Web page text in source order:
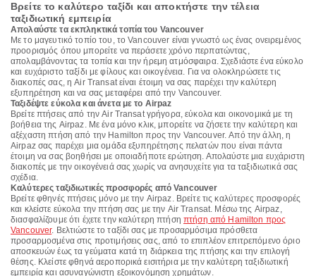
Βρείτε το καλύτερο ταξίδι και αποκτήστε την τέλεια
ταξιδιωτική εμπειρία
Απολαύστε τα εκπληκτικά τοπία του Vancouver
Με το μαγευτικό τοπίο του, το Vancouver είναι γνωστό ως ένας ονειρεμένος
προορισμός όπου μπορείτε να περάσετε χρόνο περπατώντας,
απολαμβάνοντας τα τοπία και την ήρεμη ατμόσφαιρα. Σχεδιάστε ένα εύκολο
και ευχάριστο ταξίδι με φίλους και οικογένεια. Για να ολοκληρώσετε τις
διακοπές σας, η Air Transat είναι έτοιμη να σας παρέχει την καλύτερη
εξυπηρέτηση και να σας μεταφέρει από την Vancouver.
Ταξιδέψτε εύκολα και άνετα με το Airpaz
Βρείτε πτήσεις από την Air Transat γρήγορα, εύκολα και οικονομικά με τη
βοήθεια της Airpaz. Με ένα μόνο κλικ, μπορείτε να ζήσετε την καλύτερη και
αξέχαστη πτήση από την Hamilton προς την Vancouver. Από την άλλη, η
Airpaz σας παρέχει μια ομάδα εξυπηρέτησης πελατών που είναι πάντα
έτοιμη να σας βοηθήσει με οποιαδήποτε ερώτηση. Απολαύστε μια ευχάριστη
διακοπές με την οικογένειά σας χωρίς να ανησυχείτε για τα ταξιδιωτικά σας
σχέδια.
Καλύτερες ταξιδιωτικές προσφορές από Vancouver
Βρείτε φθηνές πτήσεις μόνο με την Airpaz. Βρείτε τις καλύτερες προσφορές
και κλείστε εύκολα την πτήση σας με την Air Transat. Μέσω της Airpaz,
διασφαλίζουμε ότι έχετε την καλύτερη πτήσηπτήση από Hamilton προς
Vancouver. Βελτιώστε το ταξίδι σας με προσαρμόσιμα πρόσθετα
προσαρμοσμένα στις προτιμήσεις σας, από το επιπλέον επιτρεπόμενο όριο
αποσκευών έως τα γεύματα κατά τη διάρκεια της πτήσης και την επιλογή
θέσης. Κλείστε φθηνά αεροπορικά εισιτήρια με την καλύτερη ταξιδιωτική
εμπειρία και ασυναγώνιστη εξοικονόμηση χρημάτων.